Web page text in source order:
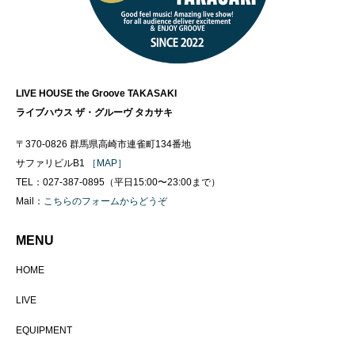
LIVE HOUSE the Groove TAKASAKI
ライブハウス ザ・グルーヴ タカサキ
〒370-0826 群馬県高崎市連雀町134番地
サファリビルB1
［MAP］
TEL：027-387-0895（平日15:00〜23:00まで）
Mail： こちらのフォームからどうぞ
MENU
HOME
LIVE
EQUIPMENT